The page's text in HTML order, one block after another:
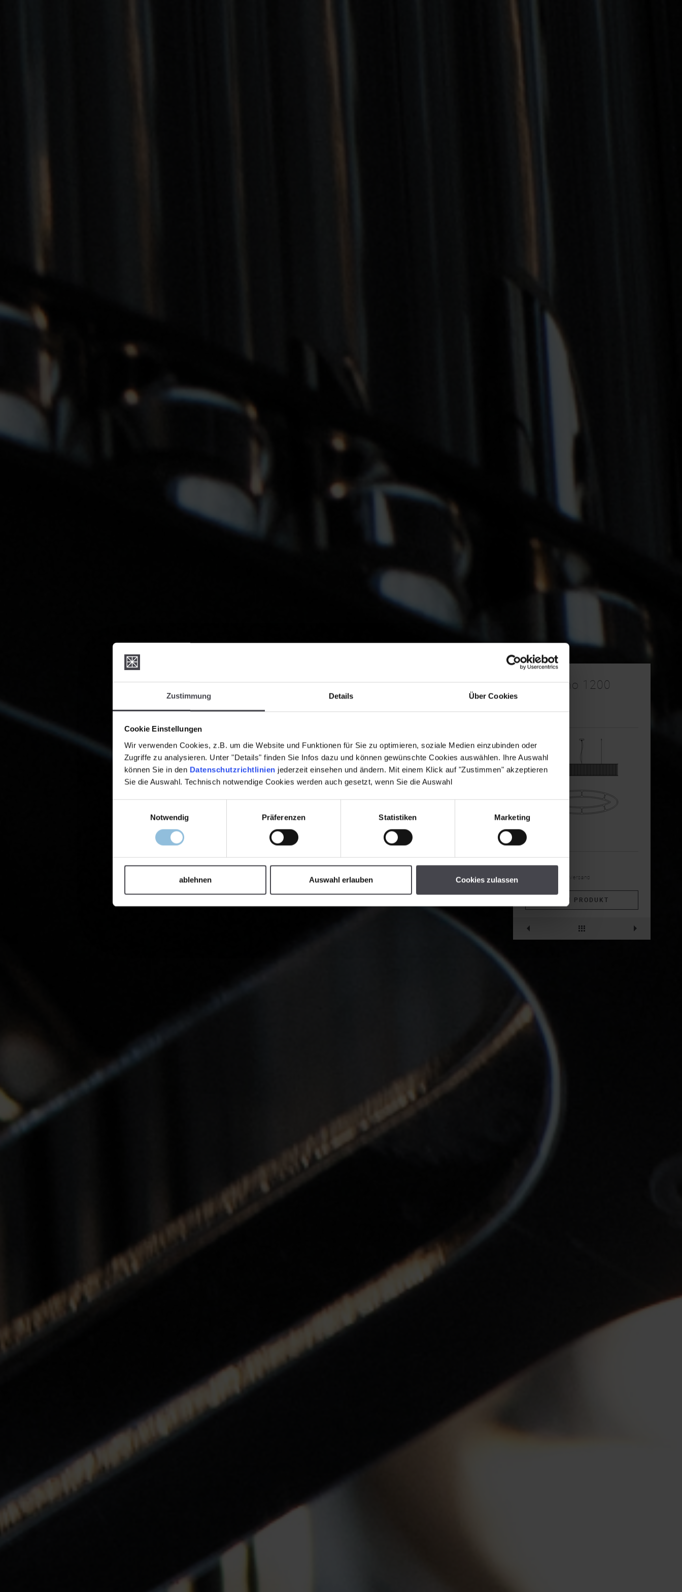
Zustimmung Details Über Cookies
Cookie Einstellungen
Wir verwenden Cookies, z.B. um die Website und Funktionen für Sie zu optimieren, soziale Medien einzubinden oder
Zugriffe zu analysieren. Unter "Details" finden Sie Infos dazu und können gewünschte Cookies auswählen. Ihre Auswahl
können Sie in den Datenschutzrichtlinien jederzeit einsehen und ändern. Mit einem Klick auf "Zustimmen" akzeptieren
Sie die Auswahl. Technisch notwendige Cookies werden auch gesetzt, wenn Sie die Auswahl
Notwendig
Präferenzen Statistiken Marketing
ablehnen Auswahl erlauben Cookies zulassen
Stilio Uno 1200
Leuchter
5.236,00€
inkl. MwSt, exkl. Versand
ZUM PRODUKT